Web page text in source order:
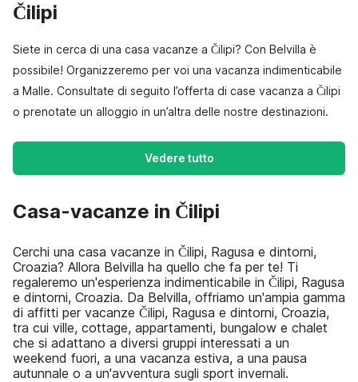
Čilipi
Siete in cerca di una casa vacanze a Čilipi? Con Belvilla è
possibile! Organizzeremo per voi una vacanza indimenticabile
a Malle. Consultate di seguito l’offerta di case vacanza a Čilipi
o prenotate un alloggio in un’altra delle nostre destinazioni.
Vedere tutto
Casa-vacanze in Čilipi
Cerchi una casa vacanze in Čilipi, Ragusa e dintorni,
Croazia? Allora Belvilla ha quello che fa per te! Ti
regaleremo un'esperienza indimenticabile in Čilipi, Ragusa
e dintorni, Croazia. Da Belvilla, offriamo un'ampia gamma
di affitti per vacanze Čilipi, Ragusa e dintorni, Croazia,
tra cui ville, cottage, appartamenti, bungalow e chalet
che si adattano a diversi gruppi interessati a un
weekend fuori, a una vacanza estiva, a una pausa
autunnale o a un'avventura sugli sport invernali.